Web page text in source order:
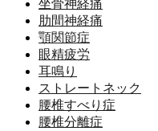
坐骨神経痛
肋間神経痛
顎関節症
眼精疲労
耳鳴り
ストレートネック
腰椎すべり症
腰椎分離症